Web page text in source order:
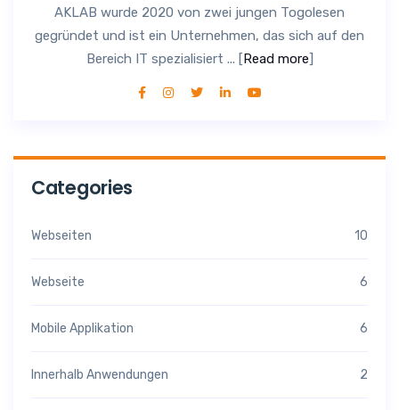
AKLAB wurde 2020 von zwei jungen Togolesen
gegründet und ist ein Unternehmen, das sich auf den
Bereich IT spezialisiert ... [Read more]
Categories
Webseiten 10
Webseite 6
Mobile Applikation 6
Innerhalb Anwendungen 2